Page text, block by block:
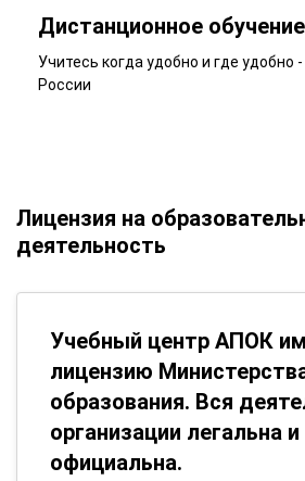
Дистанционное обучение
Учитесь когда удобно и где удобно
России
Лицензия на
деятельность
Учебный центр АПОК
лицензию
образования. Вся
организации легальна и
официальна.